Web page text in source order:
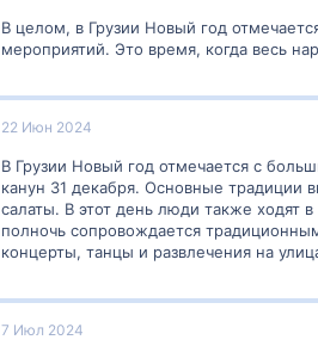
В целом, в Грузии Новый год
мероприятий. Это время, когда весь
22 Июн 2024
В Грузии Новый год отмечается с
канун 31 декабря. Основные традиции
салаты. В этот день люди также ходят
полночь сопровождается
концерты, танцы и развлечения на
7 Июл 2024